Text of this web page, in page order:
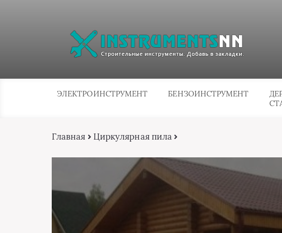
ЭЛЕКТРОИНСТРУМЕНТ БЕНЗОИНСТРУМЕНТ
Главная Циркулярная пила